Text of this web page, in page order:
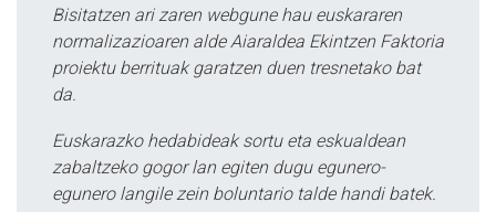
Bisitatzen ari zaren webgune hau euskararen
normalizazioaren alde Aiaraldea Ekintzen Faktoria
proiektu berrituak garatzen duen tresnetako bat
da.
Euskarazko hedabideak sortu eta eskualdean
zabaltzeko gogor lan egiten dugu egunero-
egunero langile zein boluntario talde handi batek.